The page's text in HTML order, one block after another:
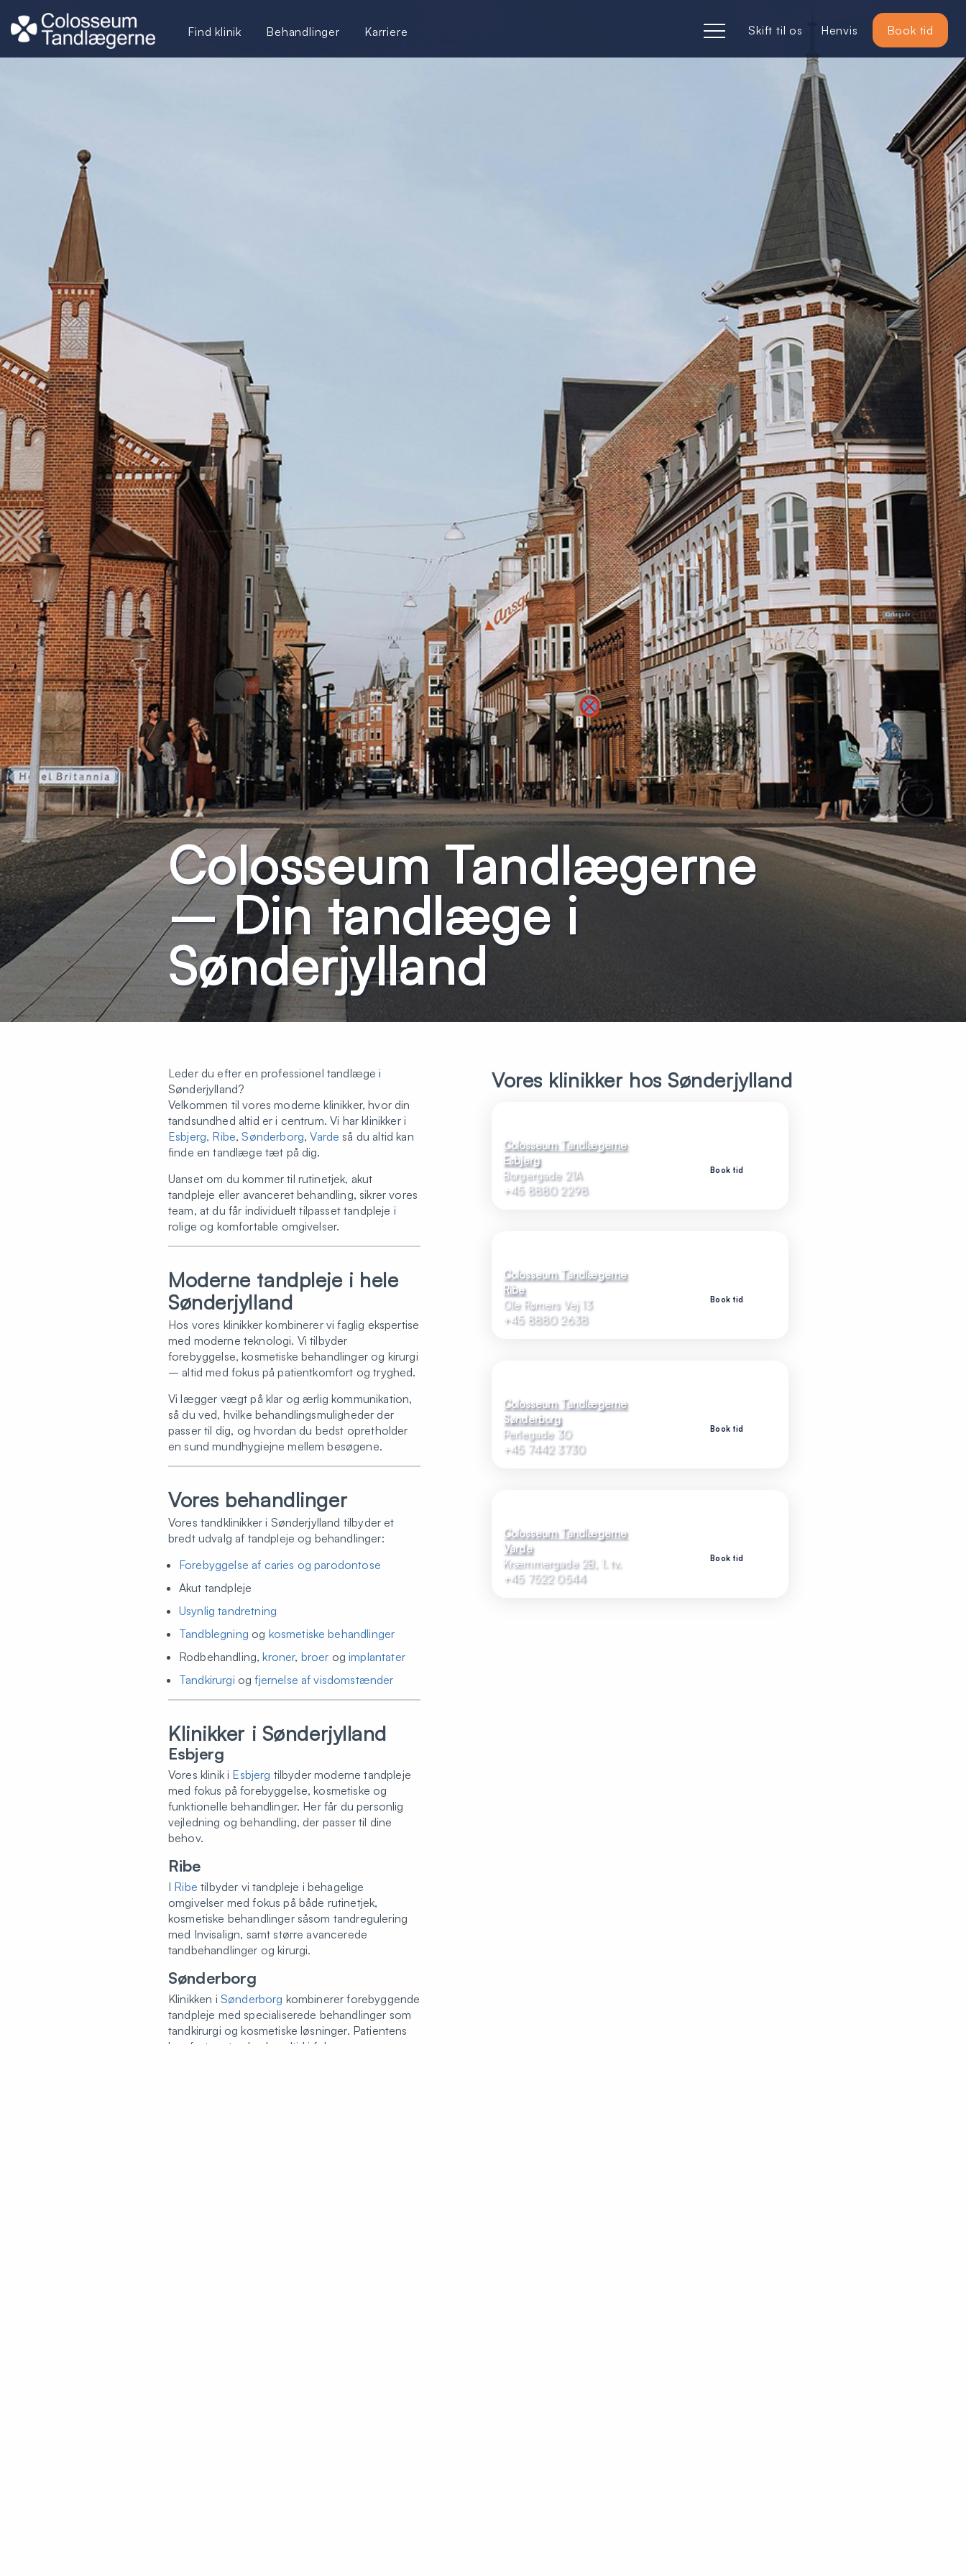
Colosseum Tandlægerne
– Din tandlæge i
Sønderjylland
Leder du efter en professionel tandlæge i
Sønderjylland?
Velkommen til vores moderne klinikker, hvor din
tandsundhed altid er i centrum. Vi har klinikker i
Esbjerg, Ribe,Sønderborg,Varde så du altid kan
finde en tandlæge tæt på dig.
Uanset om du kommer til rutinetjek, akut
tandpleje eller avanceret behandling, sikrer vores
team, at du får individuelt tilpasset tandpleje i
rolige og komfortable omgivelser.
Moderne tandpleje i hele
Sønderjylland
Hos vores klinikker kombinerer vi faglig ekspertise
med moderne teknologi. Vi tilbyder
forebyggelse, kosmetiske behandlinger og kirurgi
– altid med fokus på patientkomfort og tryghed.
Vi lægger vægt på klar og ærlig kommunikation,
så du ved, hvilke behandlingsmuligheder der
passer til dig, og hvordan du bedst opretholder
en sund mundhygiejne mellem besøgene.
Vores behandlinger
Vores tandklinikker i Sønderjylland tilbyder et
bredt udvalg af tandpleje og behandlinger:
Forebyggelse af caries og parodontose
Akut tandpleje
Usynlig tandretning
Tandblegning og kosmetiske behandlinger
Rodbehandling,kroner, broer ogimplantater
Tandkirurgi ogfjernelse af visdomstænder
Klinikker i Sønderjylland
Esbjerg
Vores klinik i Esbjerg tilbyder moderne tandpleje
med fokus på forebyggelse, kosmetiske og
funktionelle behandlinger. Her får du personlig
vejledning og behandling, der passer til dine
behov.
Ribe
I Ribe tilbyder vi tandpleje i behagelige
omgivelser med fokus på både rutinetjek,
kosmetiske behandlinger såsom tandregulering
med Invisalign, samt større avancerede
tandbehandlinger og kirurgi.
Sønderborg
Klinikken i Sønderborg kombinerer forebyggende
tandpleje med specialiserede behandlinger som
tandkirurgi og kosmetiske løsninger. Patientens
komfort og tryghed er altid i fokus.
Vores klinikker hos Sønderjylland
Colosseum Tandlægerne
Esbjerg
Borgergade 21A
+45 8880 2298
Book tid
Colosseum Tandlægerne
Ribe
Ole Rømers Vej 13
+45 8880 2638
Book tid
Colosseum Tandlægerne
Sønderborg
Perlegade 30
+45 7442 3730
Book tid
Colosseum Tandlægerne
Varde
Kræmmergade 2B, 1. tv.
+45 7522 0544
Book tid
Find klinik Behandlinger Karriere Skift til os Henvis Book tid